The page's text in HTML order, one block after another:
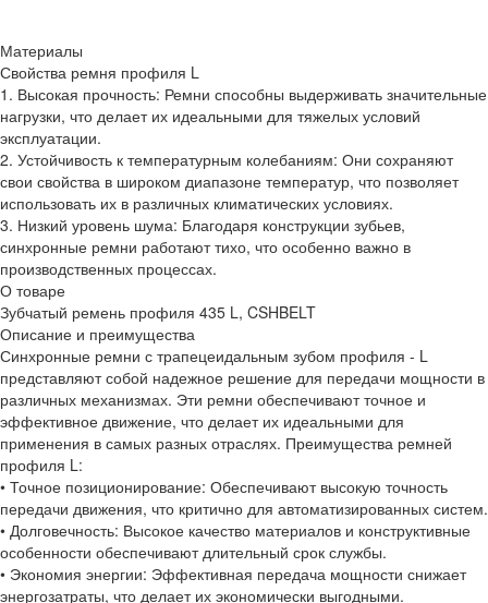
Материалы
Свойства ремня профиля L
1. Высокая прочность: Ремни способны выдерживать значительные
нагрузки, что делает их идеальными для тяжелых условий
эксплуатации.
2. Устойчивость к температурным колебаниям: Они сохраняют
свои свойства в широком диапазоне температур, что позволяет
использовать их в различных климатических условиях.
3. Низкий уровень шума: Благодаря конструкции зубьев,
синхронные ремни работают тихо, что особенно важно в
производственных процессах.
О товаре
Зубчатый ремень профиля 435 L, CSHBELT
Описание и преимущества
Синхронные ремни с трапецеидальным зубом профиля - L
представляют собой надежное решение для передачи мощности в
различных механизмах. Эти ремни обеспечивают точное и
эффективное движение, что делает их идеальными для
применения в самых разных отраслях. Преимущества ремней
профиля L:
• Точное позиционирование: Обеспечивают высокую точность
передачи движения, что критично для автоматизированных систем.
• Долговечность: Высокое качество материалов и конструктивные
особенности обеспечивают длительный срок службы.
• Экономия энергии: Эффективная передача мощности снижает
энергозатраты, что делает их экономически выгодными.